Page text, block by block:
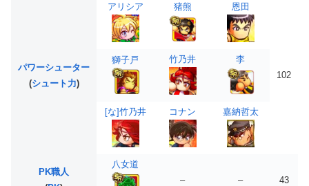
パワーシューター
(シュート力)
アリシア 猪熊 恩田
102
獅子戸 竹乃井 李
[な]竹乃井 コナン 嘉納哲太
PK職人
八女道
–
– 43